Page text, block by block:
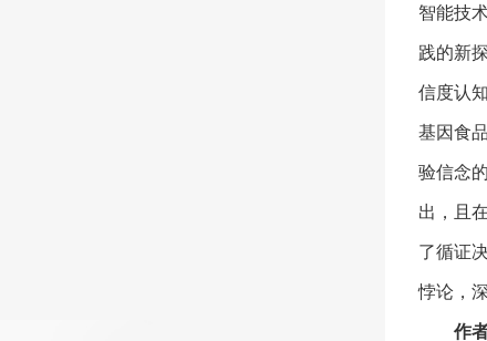
智能技
践的新
信度认
基因食
验信念
出，且
了循证
悖论，
作